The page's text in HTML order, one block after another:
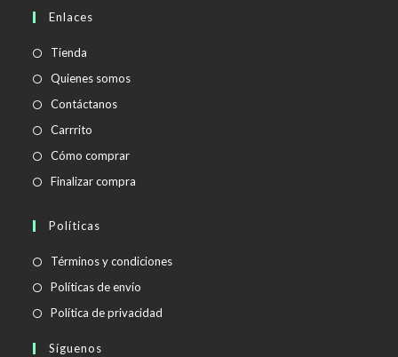
Enlaces
Tienda
Quienes somos
Contáctanos
Carrrito
Cómo comprar
Finalizar compra
Políticas
Términos y condicionesSe
Políticas de envío
abre
Política de privacidad
Síguenos